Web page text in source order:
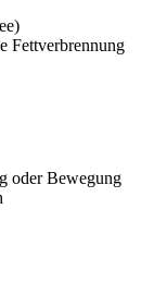
Fettverbrennung
oder Bewegung